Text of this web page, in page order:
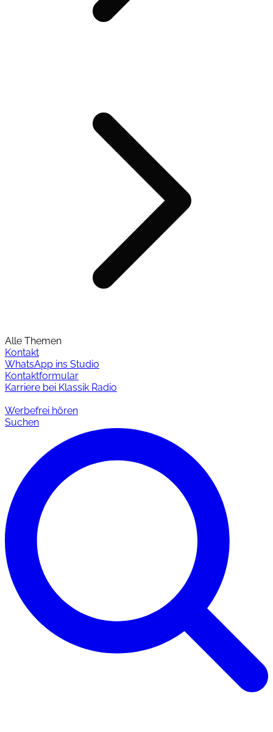
Alle Themen
Kontakt
WhatsApp ins Studio
Kontaktformular
Karriere bei Klassik Radio
Werbefrei hören
Suchen